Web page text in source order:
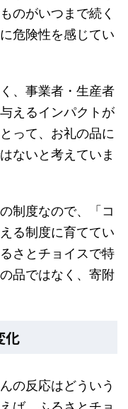
のがいつまで続く
危険性を感じてい
、事業者・生産者
えるインパクトが
って、お礼の品に
ないと考えていま
制度なので、「コ
る制度に育ててい
さとチョイスで特
品ではなく、寄附
化
の反応はどういう